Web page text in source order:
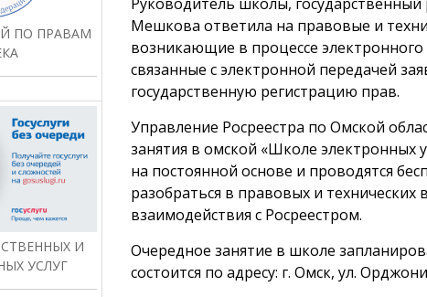
Руководитель школы, государственный
Мешкова ответила на правовые и
возникающие в процессе
связанные с электронной передачей
государственную регистрацию прав.
Управление Росреестра по Омской
занятия в омской «Школе электронных
на постоянной основе и проводятся
разобраться в правовых и технических
взаимодействия с Росреестром.
Очередное занятие в школе
состоится по адресу: г. Омск, ул.
ПО ПРАВАМ
И
УСЛУГ